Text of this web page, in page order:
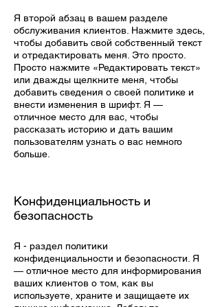
Я второй абзац в вашем разделе
обслуживания клиентов. Нажмите здесь,
чтобы добавить свой собственный текст
и отредактировать меня. Это просто.
Просто нажмите «Редактировать текст»
или дважды щелкните меня, чтобы
добавить сведения о своей политике и
внести изменения в шрифт. Я —
отличное место для вас, чтобы
рассказать историю и дать вашим
пользователям узнать о вас немного
больше.
Конфиденциальность и
безопасность
Я - раздел политики
конфиденциальности и безопасности. Я
— отличное место для информирования
ваших клиентов о том, как вы
используете, храните и защищаете их